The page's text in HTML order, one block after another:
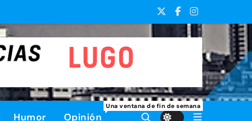
Humor Opinión
Una ventana de fin de semana